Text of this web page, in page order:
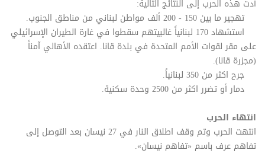
أدت هذه الحرب إلى النتائج التالية:
تهجير ما بين 150 - 200 ألف مواطن لبناني من مناطق الجنوب.
استشهاد 170 لبنانياً غالبيتهم سقطوا في غارة الطيران الإسرائيلي
على مقر لقوات الأمم المتحدة في بلدة قانا. اعتقده الأهالي آمناً
(مجزرة قانا).
جرح اكثر من 350 لبنانياً.
دمار أو تضرر اكثر من 2500 وحدة سكنية.
انتهاء الحرب
انتهت الحرب وتم وقف اطلاق النار في 27 نيسان بعد التوصل إلى
تفاهم عرف باسم «تفاهم نيسان».